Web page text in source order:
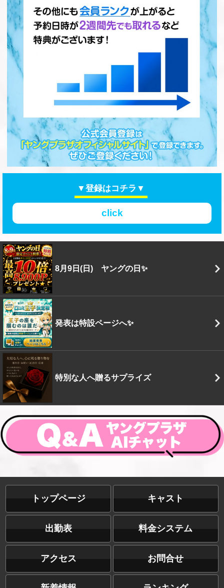
▼登録はコチラ▼
click
8月9日(日) ヤングの日✨
発表は特設ページへ✨
特別な人へ贈るサプライズ
トップページ キャスト
出勤表 料金システム
アクセス お問合せ